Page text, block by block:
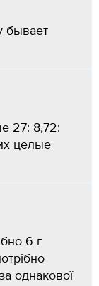
бывает
27: 8,72:
целые
6 г
однакової